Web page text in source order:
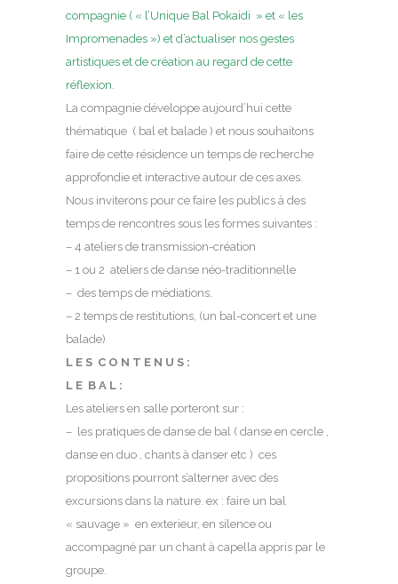
compagnie ( « l’Unique Bal Pokaidi » et « les
Impromenades ») et d’actualiser nos gestes
artistiques et de création au regard de cette
réflexion.
La compagnie développe aujourd’hui cette
thématique ( bal et balade ) et nous souhaitons
faire de cette résidence un temps de recherche
approfondie et interactive autour de ces axes.
Nous inviterons pour ce faire les publics à des
temps de rencontres sous les formes suivantes :
– 4 ateliers de transmission-création
– 1 ou 2 ateliers de danse néo-traditionnelle
– des temps de médiations.
– 2 temps de restitutions, (un bal-concert et une
balade)
L E S C O N T E N U S :
L E B A L :
Les ateliers en salle porteront sur :
– les pratiques de danse de bal ( danse en cercle ,
danse en duo , chants à danser etc ) ces
propositions pourront s’alterner avec des
excursions dans la nature. ex : faire un bal
« sauvage » en exterieur, en silence ou
accompagné par un chant à capella appris par le
groupe.